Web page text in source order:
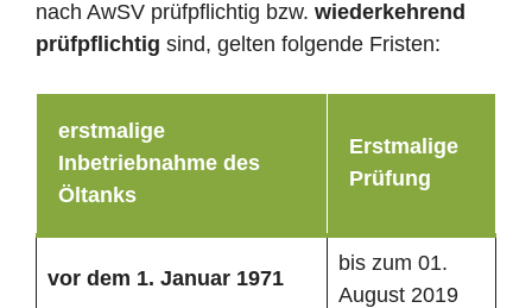
nach AwSV prüfpflichtig bzw. wiederkehrend
prüfpflichtig sind, gelten folgende Fristen:
erstmalige
Inbetriebnahme des
Öltanks
Erstmalige
Prüfung
vor dem 1. Januar 1971
bis zum 01.
August 2019